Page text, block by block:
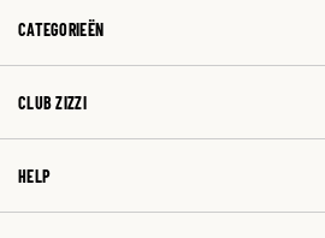
CATEGORIEËN
CLUB ZIZZI
HELP